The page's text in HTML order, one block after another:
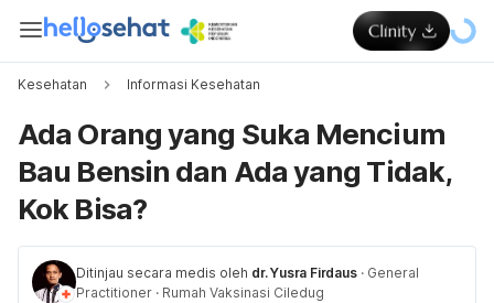
Kesehatan Informasi Kesehatan
Ada Orang yang Suka Mencium
Bau Bensin dan Ada yang Tidak,
Kok Bisa?
Ditinjau secara medis oleh dr. Yusra Firdaus · General
Practitioner · Rumah Vaksinasi Ciledug